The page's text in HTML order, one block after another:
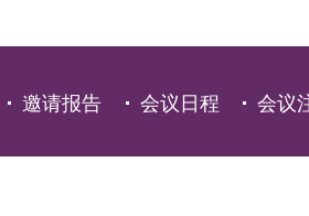
邀请报告 会议日程 会议